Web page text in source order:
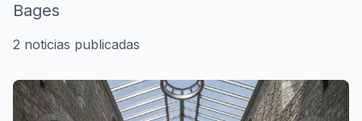
Bages
2 noticias publicadas